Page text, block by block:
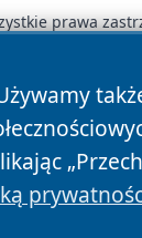
prawa
Polityka